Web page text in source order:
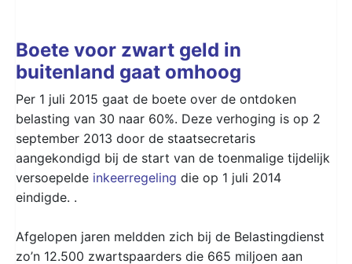
Boete voor zwart geld in
buitenland gaat omhoog
Per 1 juli 2015 gaat de boete over de ontdoken
belasting van 30 naar 60%. Deze verhoging is op 2
september 2013 door de staatsecretaris
aangekondigd bij de start van de toenmalige tijdelijk
versoepelde inkeerregeling die op 1 juli 2014
eindigde. .
Afgelopen jaren meldden zich bij de Belastingdienst
zo’n 12.500 zwartspaarders die 665 miljoen aan